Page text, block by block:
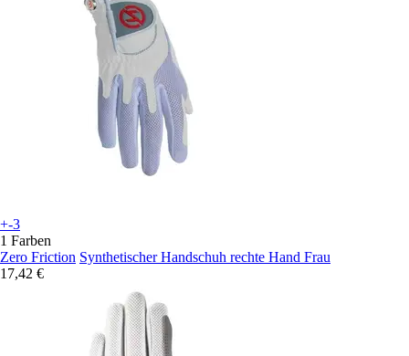
+-3
1 Farben
Zero Friction Synthetischer Handschuh rechte Hand Frau
17,42 €